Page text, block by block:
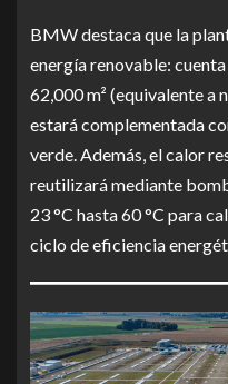
BMW destaca que la
energía renovable:
62,000 m² (equivalente a
estará complementada
verde. Además, el calor
reutilizará mediante
23 °C hasta 60 °C para
ciclo de eficiencia